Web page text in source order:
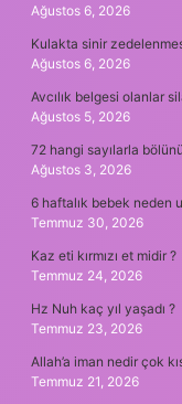
Ağustos 6, 2026
Kulakta sinir
Ağustos 6, 2026
Avcılık belgesi olanlar
Ağustos 5, 2026
72 hangi sayılarla
Ağustos 3, 2026
6 haftalık bebek neden
Temmuz 30, 2026
Kaz eti kırmızı et midir ?
Temmuz 24, 2026
Hz Nuh kaç yıl yaşadı ?
Temmuz 23, 2026
Allah’a iman nedir çok
Temmuz 21, 2026